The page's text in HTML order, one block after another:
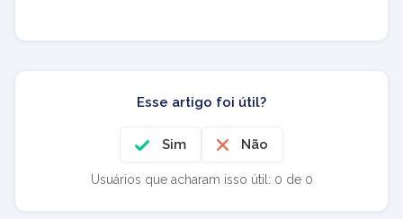
Esse artigo foi útil?
Sim Não
Usuários que acharam isso útil: 0 de 0